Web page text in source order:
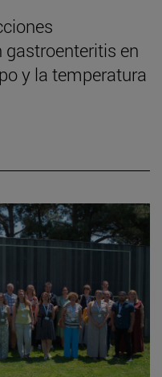
en
y la temperatura